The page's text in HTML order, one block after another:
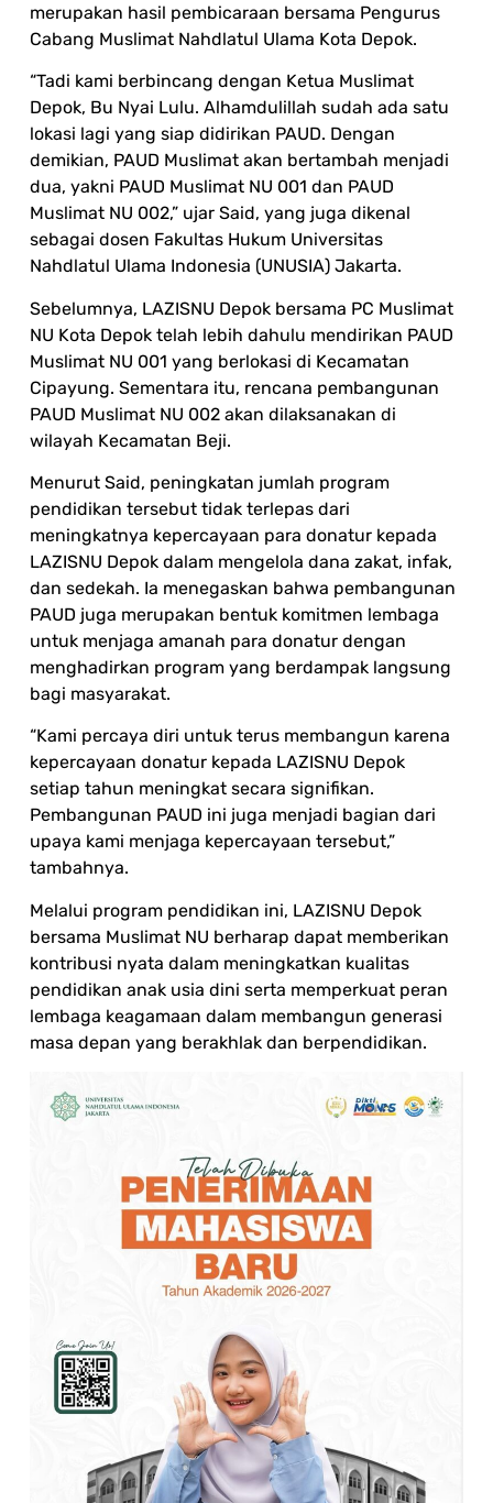
merupakan hasil pembicaraan bersama Pengurus
Cabang Muslimat Nahdlatul Ulama Kota Depok.
“Tadi kami berbincang dengan Ketua Muslimat
Depok, Bu Nyai Lulu. Alhamdulillah sudah ada satu
lokasi lagi yang siap didirikan PAUD. Dengan
demikian, PAUD Muslimat akan bertambah menjadi
dua, yakni PAUD Muslimat NU 001 dan PAUD
Muslimat NU 002,” ujar Said, yang juga dikenal
sebagai dosen Fakultas Hukum Universitas
Nahdlatul Ulama Indonesia (UNUSIA) Jakarta.
Sebelumnya, LAZISNU Depok bersama PC Muslimat
NU Kota Depok telah lebih dahulu mendirikan PAUD
Muslimat NU 001 yang berlokasi di Kecamatan
Cipayung. Sementara itu, rencana pembangunan
PAUD Muslimat NU 002 akan dilaksanakan di
wilayah Kecamatan Beji.
Menurut Said, peningkatan jumlah program
pendidikan tersebut tidak terlepas dari
meningkatnya kepercayaan para donatur kepada
LAZISNU Depok dalam mengelola dana zakat, infak,
dan sedekah. Ia menegaskan bahwa pembangunan
PAUD juga merupakan bentuk komitmen lembaga
untuk menjaga amanah para donatur dengan
menghadirkan program yang berdampak langsung
bagi masyarakat.
“Kami percaya diri untuk terus membangun karena
kepercayaan donatur kepada LAZISNU Depok
setiap tahun meningkat secara signifikan.
Pembangunan PAUD ini juga menjadi bagian dari
upaya kami menjaga kepercayaan tersebut,”
tambahnya.
Melalui program pendidikan ini, LAZISNU Depok
bersama Muslimat NU berharap dapat memberikan
kontribusi nyata dalam meningkatkan kualitas
pendidikan anak usia dini serta memperkuat peran
lembaga keagamaan dalam membangun generasi
masa depan yang berakhlak dan berpendidikan.